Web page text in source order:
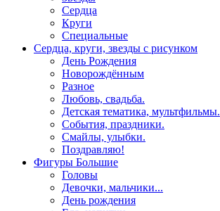
Сердца
Круги
Специальные
Сердца, круги, звезды с рисунком
День Рождения
Новорождённым
Разное
Любовь, свадьба.
Детская тематика, мультфильмы.
События, праздники.
Смайлы, улыбки.
Поздравляю!
Фигуры Большие
Головы
Девочки, мальчики...
День рождения